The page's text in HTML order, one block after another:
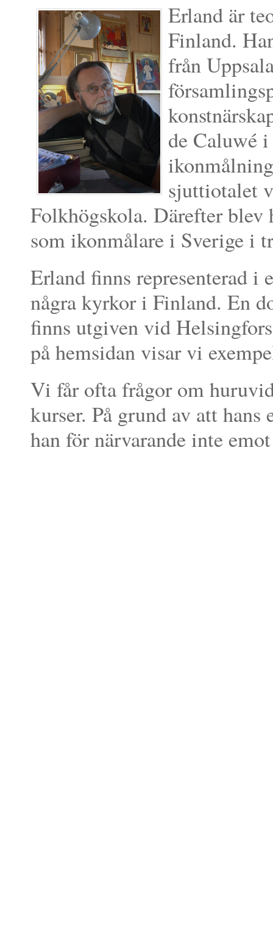
Erland är
Finland.
från
de Caluwé
sjuttiotalet
Folkhögskola. Därefter blev
som ikonmålare i Sverige i
Erland finns representerad
några kyrkor i Finland. En
finns utgiven vid
på hemsidan visar vi
Vi får ofta frågor om
kurser. På grund av att hans
han för närvarande inte